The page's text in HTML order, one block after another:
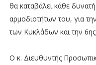
θα καταβάλει κάθε
αρμοδιοτήτων του, για
των Κυκλάδων και την
Ο κ. Διευθυντής